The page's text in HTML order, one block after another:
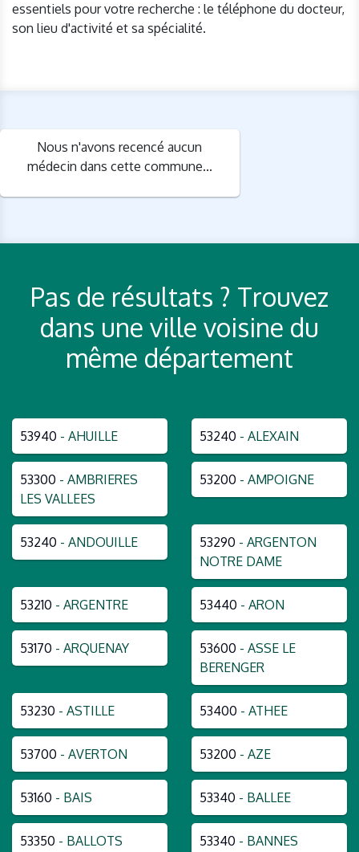
essentiels pour votre recherche : le téléphone du docteur,
son lieu d'activité et sa spécialité.
Nous n'avons recencé aucun
médecin dans cette commune...
Pas de résultats ? Trouvez
dans une ville voisine du
même département
53940 - AHUILLE 53240 - ALEXAIN
53300 - AMBRIERES
LES VALLEES
53200 - AMPOIGNE
53240 - ANDOUILLE 53290 - ARGENTON
NOTRE DAME
53210 - ARGENTRE 53440 - ARON
53170 - ARQUENAY 53600 - ASSE LE
BERENGER
53230 - ASTILLE 53400 - ATHEE
53700 - AVERTON 53200 - AZE
53160 - BAIS 53340 - BALLEE
53350 - BALLOTS 53340 - BANNES